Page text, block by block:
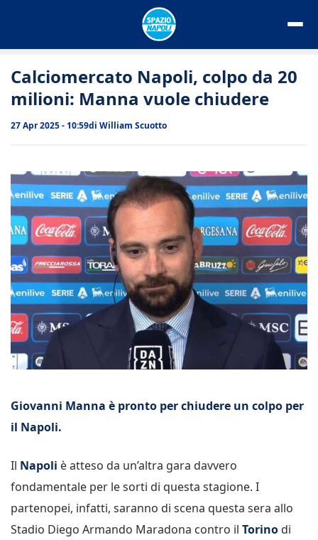
Calciomercato Napoli, colpo da 20
milioni: Manna vuole chiudere
27 Apr 2025 - 10:59di William Scuotto
Giovanni Manna è pronto per chiudere un colpo per
il Napoli.
Il Napoli è atteso da un’altra gara davvero
fondamentale per le sorti di questa stagione. I
partenopei, infatti, saranno di scena questa sera allo
Stadio Diego Armando Maradona contro il Torino di